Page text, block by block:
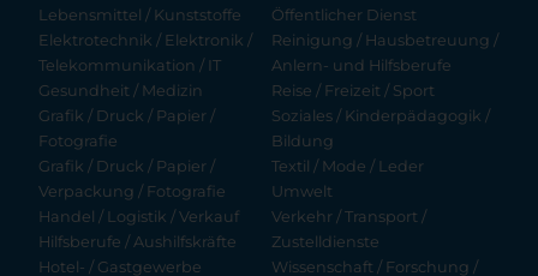
Lebensmittel / Kunststoffe
Elektrotechnik / Elektronik /
Telekommunikation / IT
Gesundheit / Medizin
Grafik / Druck / Papier /
Fotografie
Grafik / Druck / Papier /
Verpackung / Fotografie
Handel / Logistik / Verkauf
Hilfsberufe / Aushilfskräfte
Hotel- / Gastgewerbe
Öffentlicher Dienst
Reinigung / Hausbetreuung /
Anlern- und Hilfsberufe
Reise / Freizeit / Sport
Soziales / Kinderpädagogik /
Bildung
Textil / Mode / Leder
Umwelt
Verkehr / Transport /
Zustelldienste
Wissenschaft / Forschung /